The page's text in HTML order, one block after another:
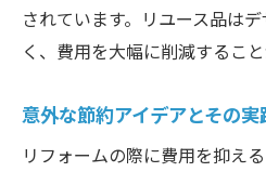
されています。リユース品は
く、費用を大幅に削減すること
意外な節約アイデアとその実
リフォームの際に費用を抑え